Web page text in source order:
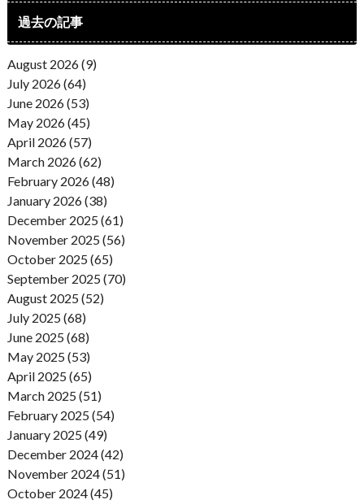
過去の記事
August 2026 (9)
July 2026 (64)
June 2026 (53)
May 2026 (45)
April 2026 (57)
March 2026 (62)
February 2026 (48)
January 2026 (38)
December 2025 (61)
November 2025 (56)
October 2025 (65)
September 2025 (70)
August 2025 (52)
July 2025 (68)
June 2025 (68)
May 2025 (53)
April 2025 (65)
March 2025 (51)
February 2025 (54)
January 2025 (49)
December 2024 (42)
November 2024 (51)
October 2024 (45)